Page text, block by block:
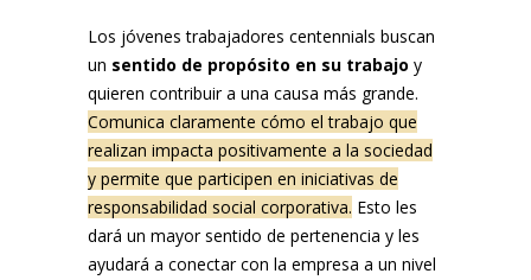
Los jóvenes trabajadores centennials buscan
un sentido de propósito en su trabajo y
quieren contribuir a una causa más grande.
Comunica claramente cómo el trabajo que
realizan impacta positivamente a la sociedad
y permite que participen en iniciativas de
responsabilidad social corporativa. Esto les
dará un mayor sentido de pertenencia y les
ayudará a conectar con la empresa a un nivel